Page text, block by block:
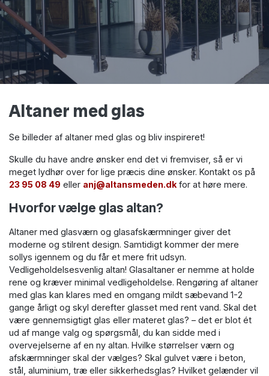
Altaner med glas
Se billeder af altaner med glas og bliv inspireret!
Skulle du have andre ønsker end det vi fremviser, så er vi
meget lydhør over for lige præcis dine ønsker. Kontakt os på
23 95 08 49 eller anj@altansmeden.dk for at høre mere.
Hvorfor vælge glas altan?
Altaner med glasværn og glasafskærmninger giver det
moderne og stilrent design. Samtidigt kommer der mere
sollys igennem og du får et mere frit udsyn.
Vedligeholdelsesvenlig altan! Glasaltaner er nemme at holde
rene og kræver minimal vedligeholdelse. Rengøring af altaner
med glas kan klares med en omgang mildt sæbevand 1-2
gange årligt og skyl derefter glasset med rent vand. Skal det
være gennemsigtigt glas eller materet glas? – det er blot ét
ud af mange valg og spørgsmål, du kan sidde med i
overvejelserne af en ny altan. Hvilke størrelser værn og
afskærmninger skal der vælges? Skal gulvet være i beton,
stål, aluminium, træ eller sikkerhedsglas? Hvilket gelænder vil